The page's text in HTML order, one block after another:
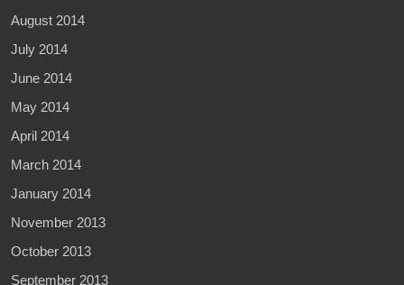
August 2014
July 2014
June 2014
May 2014
April 2014
March 2014
January 2014
November 2013
October 2013
September 2013